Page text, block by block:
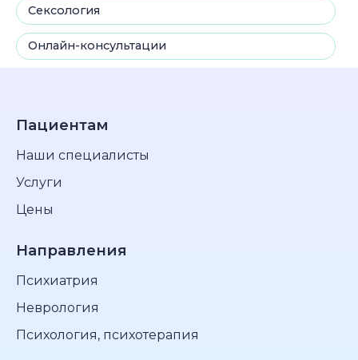
Сексология
Онлайн-консультации
Пациентам
Наши специалисты
Услуги
Цены
Направления
Психиатрия
Неврология
Психология, психотерапия